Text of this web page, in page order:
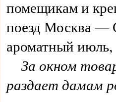
помещикам и
поезд Москва —
ароматный
За окном
раздает дамам